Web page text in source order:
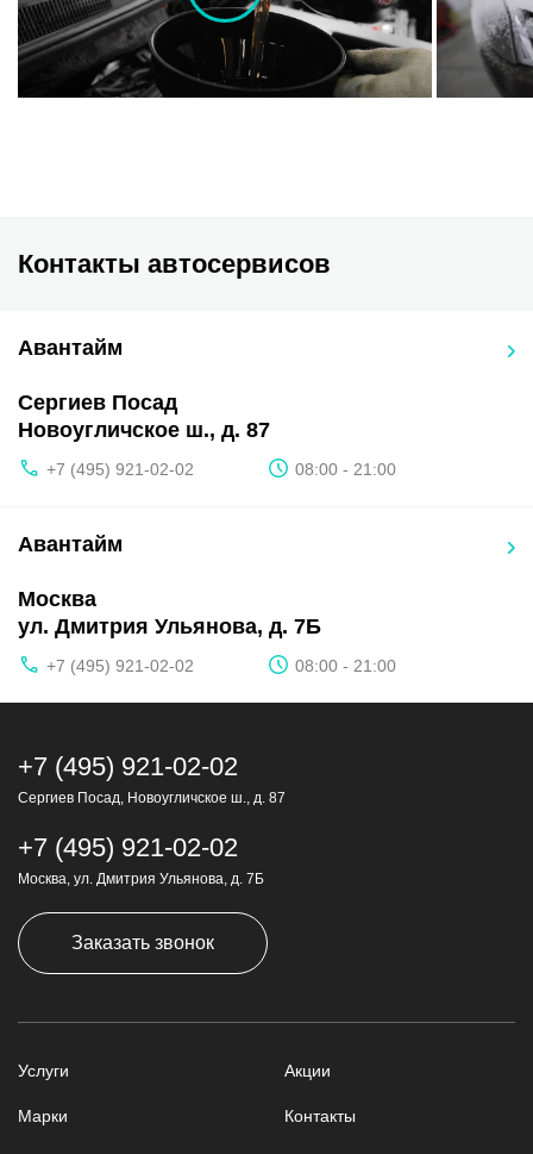
Контакты автосервисов
Авантайм
Сергиев Посад
Новоугличское ш., д. 87
+7 (495) 921-02-02 08:00 - 21:00
Авантайм
Москва
ул. Дмитрия Ульянова, д. 7Б
+7 (495) 921-02-02 08:00 - 21:00
Услуги
Марки
Акции
Контакты
+7 (495) 921-02-02
Сергиев Посад, Новоугличское ш., д. 87
+7 (495) 921-02-02
Москва, ул. Дмитрия Ульянова, д. 7Б
Заказать звонок